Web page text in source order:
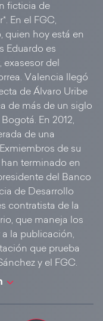
ficticia de
En el FGC,
quien hoy está en
Eduardo es
exasesor del
Valencia llegó
de Álvaro Uribe
de más de un siglo
En 2012,
de una
de su
terminado en
del Banco
de Desarrollo
contratista de la
que maneja los
a la publicación,
que prueba
y el FGC.